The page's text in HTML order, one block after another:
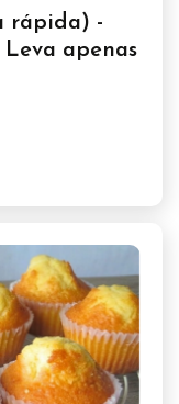
rápida) -
Leva apenas